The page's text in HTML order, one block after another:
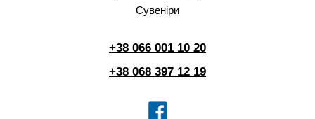
Сувеніри
+38 066 001 10 20
+38 068 397 12 19